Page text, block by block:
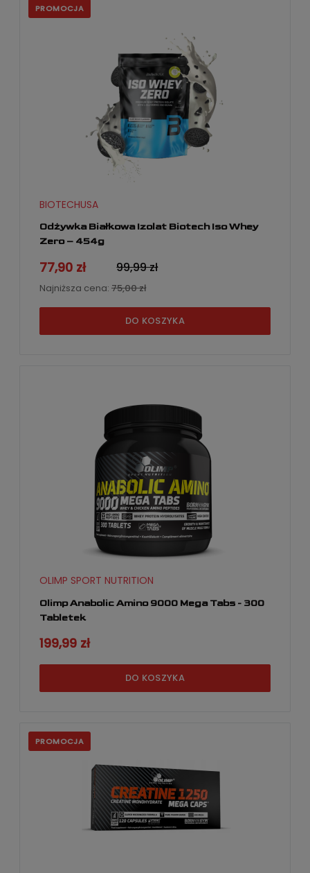
Odżywka Białkowa Izolat Biotech Iso Whey
Zero – 454g
BIOTECHUSA
77,90 zł 99,99 zł
Najniższa cena: 75,00 zł
DO KOSZYKA
PROMOCJA
Olimp Anabolic Amino 9000 Mega Tabs - 300
Tabletek
OLIMP SPORT NUTRITION
199,99 zł
DO KOSZYKA
PROMOCJA